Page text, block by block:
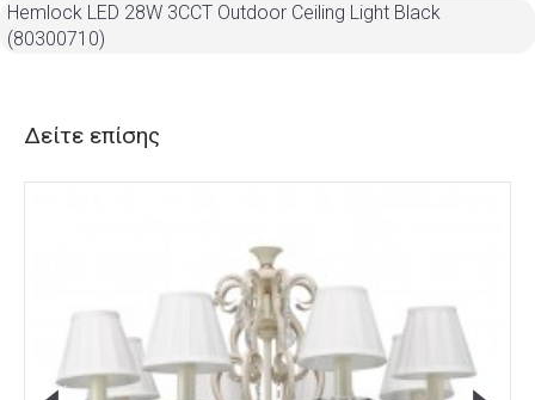
Hemlock LED 28W 3CCT Outdoor Ceiling Light Black
(80300710)
Δείτε επίσης